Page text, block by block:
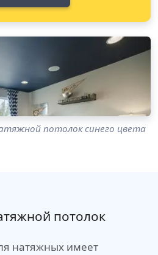
потолок синего цвета
потолок
натяжных имеет